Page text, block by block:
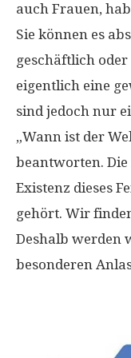
auch Frauen,
Sie können es
geschäftlich oder
eigentlich eine
sind jedoch nur
„Wann ist der
beantworten.
Existenz dieses
gehört. Wir
Deshalb werden
besonderen